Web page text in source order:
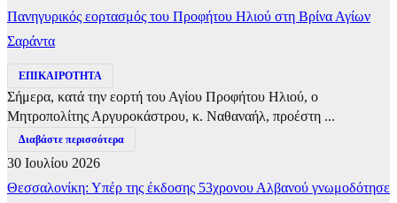
Πανηγυρικός εορτασμός του Προφήτου Ηλιού στη Βρίνα Αγίων
Σαράντα
ΕΠΙΚΑΙΡΟΤΗΤΑ
Σήμερα, κατά την εορτή του Αγίου Προφήτου Ηλιού, ο
Μητροπολίτης Αργυροκάστρου, κ. Ναθαναήλ, προέστη ...
Διαβάστε περισσότερα
30 Ιουλίου 2026
Θεσσαλονίκη: Υπέρ της έκδοσης 53χρονου Αλβανού γνωμοδότησε